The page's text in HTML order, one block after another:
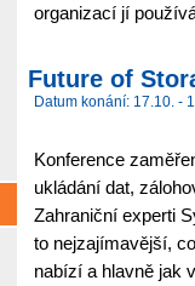
organizací jí
Future of
Datum konání: 17.10. -
Konference
ukládání dat,
Zahraniční experti
to nejzajímavější,
nabízí a hlavně jak